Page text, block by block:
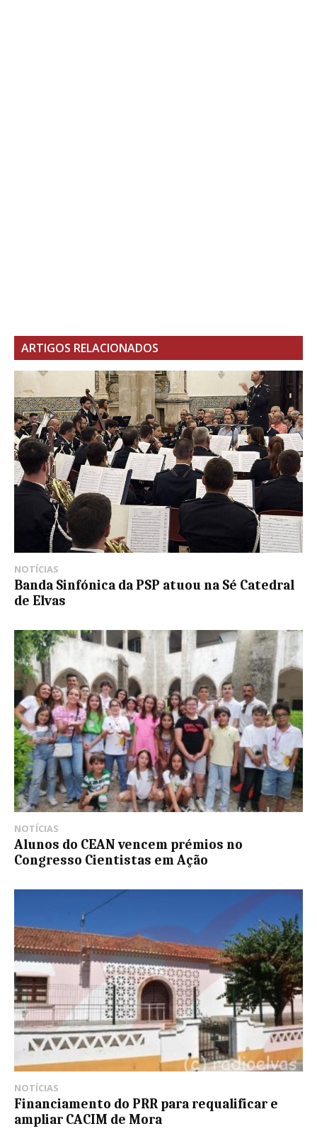
ARTIGOS RELACIONADOS
NOTÍCIAS
Banda Sinfónica da PSP atuou na Sé Catedral
de Elvas
NOTÍCIAS
Alunos do CEAN vencem prémios no
Congresso Cientistas em Ação
NOTÍCIAS
Financiamento do PRR para requalificar e
ampliar CACIM de Mora